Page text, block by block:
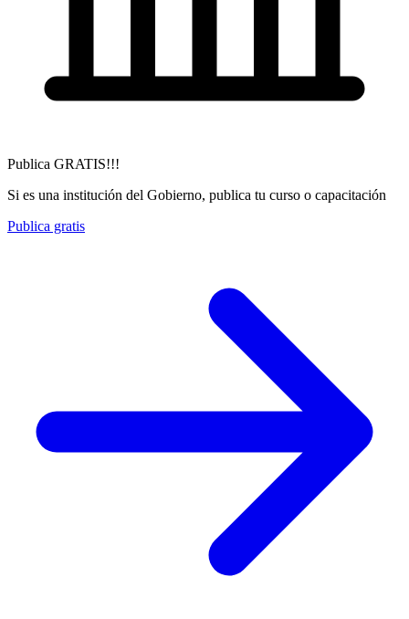
Publica GRATIS!!!
Si es una institución del Gobierno, publica tu curso o capacitación
Publica gratis